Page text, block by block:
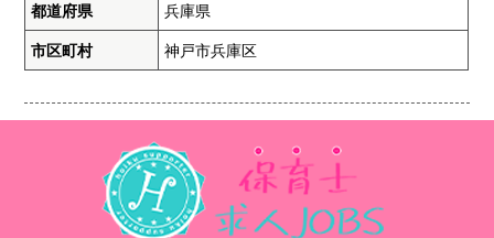
都道府県 兵庫県
市区町村 神戸市兵庫区